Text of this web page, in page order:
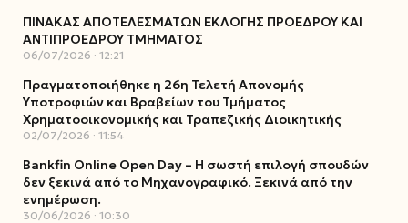
ΠΙΝΑΚΑΣ ΑΠΟΤΕΛΕΣΜΑΤΩΝ ΕΚΛΟΓΗΣ ΠΡΟΕΔΡΟΥ ΚΑΙ
ΑΝΤΙΠΡΟΕΔΡΟΥ ΤΜΗΜΑΤΟΣ
06/07/2026 12:21
Πραγματοποιήθηκε η 26η Τελετή Απονομής
Υποτροφιών και Βραβείων του Τμήματος
Χρηματοοικονομικής και Τραπεζικής Διοικητικής
02/07/2026 11:54
Bankfin Online Open Day – Η σωστή επιλογή σπουδών
δεν ξεκινά από το Μηχανογραφικό. Ξεκινά από την
ενημέρωση.
30/06/2026 10:30